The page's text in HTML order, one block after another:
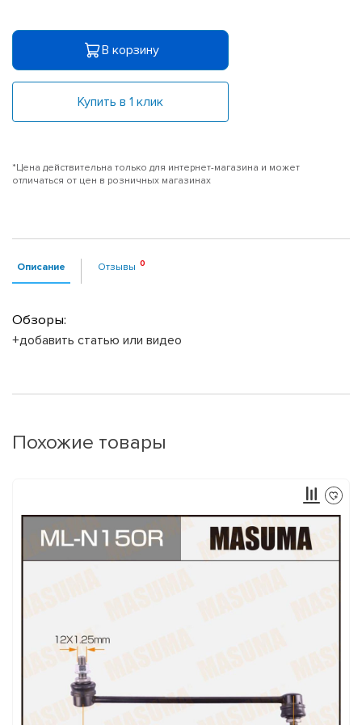
В корзину
Купить в 1 клик
*Цена действительна только для интернет-магазина и может
отличаться от цен в розничных магазинах
Описание Отзывы
Обзоры:
+добавить статью или видео
Похожие товары